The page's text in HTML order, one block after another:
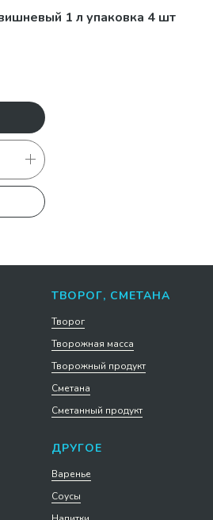
1 л упаковка 4 шт
ТВОРОГ, СМЕТАНА
Творог
Творожная масса
Творожный продукт
Сметана
Сметанный продукт
ДРУГОЕ
Варенье
Соусы